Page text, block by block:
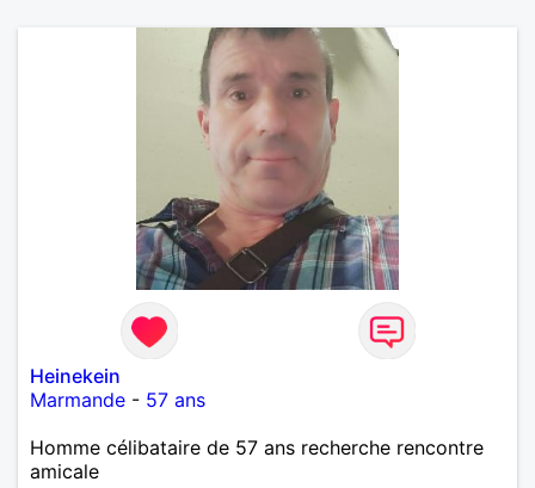
Heinekein
Marmande - 57 ans
Homme célibataire de 57 ans recherche rencontre
amicale